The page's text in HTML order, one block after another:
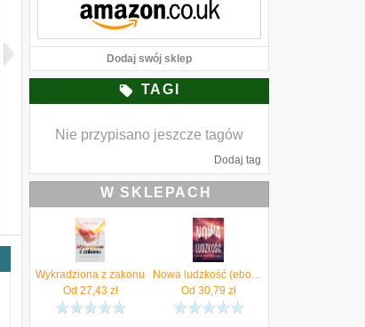
Dodaj swój sklep
TAGI
Nie przypisano jeszcze tagów
Dodaj tag
W SKLEPACH
Wykradziona z zakonu
Od 27,43 zł
Nowa ludzkość (ebook)
Od 30,79 zł